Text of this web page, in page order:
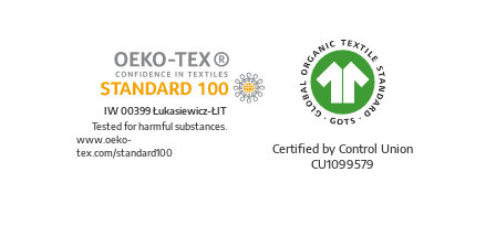
Certified by Control Union
CU1099579
IW 00399 Łukasiewicz-ŁIT
Tested for harmful substances.
www.oeko-
tex.com/standard100